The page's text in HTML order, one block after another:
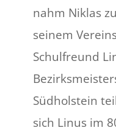
nahm Niklas
seinem
Schulfreund
Südholstein
sich Linus im